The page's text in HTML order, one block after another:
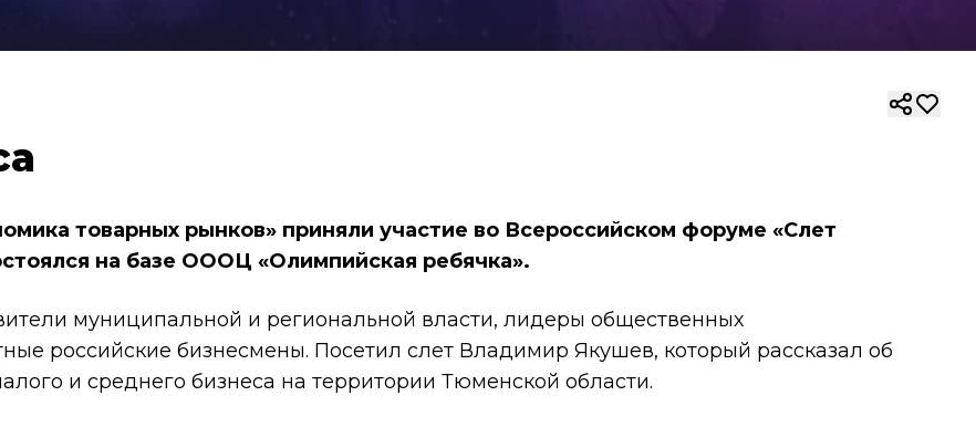
товарных рынков» приняли участие во Всероссийском форуме «Слет
на базе ОООЦ «Олимпийская ребячка».
муниципальной и региональной власти, лидеры общественных
российские бизнесмены. Посетил слет Владимир Якушев, который рассказал об
и среднего бизнеса на территории Тюменской области.